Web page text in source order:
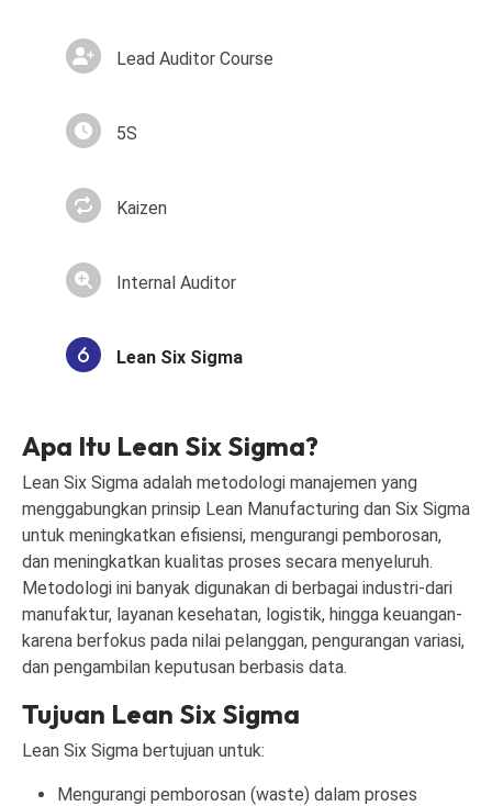
Lead Auditor Course
5S
Kaizen
Internal Auditor
Lean Six Sigma
Apa Itu Lean Six Sigma?
Lean Six Sigma adalah metodologi manajemen yang
menggabungkan prinsip Lean Manufacturing dan Six Sigma
untuk meningkatkan efisiensi, mengurangi pemborosan,
dan meningkatkan kualitas proses secara menyeluruh.
Metodologi ini banyak digunakan di berbagai industri-dari
manufaktur, layanan kesehatan, logistik, hingga keuangan-
karena berfokus pada nilai pelanggan, pengurangan variasi,
dan pengambilan keputusan berbasis data.
Tujuan Lean Six Sigma
Lean Six Sigma bertujuan untuk:
Mengurangi pemborosan (waste) dalam proses